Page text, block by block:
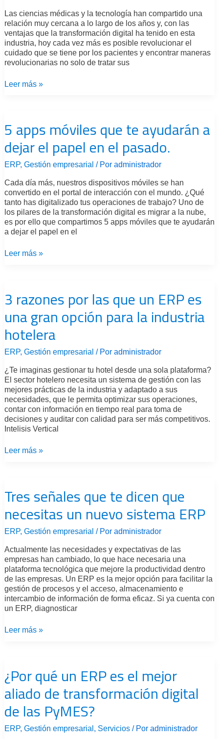
Las ciencias médicas y la tecnología han compartido una
relación muy cercana a lo largo de los años y, con las
ventajas que la transformación digital ha tenido en esta
industria, hoy cada vez más es posible revolucionar el
cuidado que se tiene por los pacientes y encontrar maneras
revolucionarias no solo de tratar sus
sector
salud.
Leer más »
5 apps móviles que te ayudarán a
dejar el papel en el pasado.
ERP, Gestión empresarial / Por administrador
Cada día más, nuestros dispositivos móviles se han
convertido en el portal de interacción con el mundo. ¿Qué
tanto has digitalizado tus operaciones de trabajo? Uno de
los pilares de la transformación digital es migrar a la nube,
es por ello que compartimos 5 apps móviles que te ayudarán
a dejar el papel en el
que
te
ayudarán
a
el
papel
en
el
pasado.
Leer más »
3 razones por las que un ERP es
una gran opción para la industria
hotelera
ERP, Gestión empresarial / Por administrador
¿Te imaginas gestionar tu hotel desde una sola plataforma?
El sector hotelero necesita un sistema de gestión con las
mejores prácticas de la industria y adaptado a sus
necesidades, que le permita optimizar sus operaciones,
contar con información en tiempo real para toma de
decisiones y auditar con calidad para ser más competitivos.
Intelisis Vertical
las
un
ERP
es
una
opción
para
la
industria
hotelera
Leer más »
Tres señales que te dicen que
necesitas un nuevo sistema ERP
ERP, Gestión empresarial / Por administrador
Actualmente las necesidades y expectativas de las
empresas han cambiado, lo que hace necesaria una
plataforma tecnológica que mejore la productividad dentro
de las empresas. Un ERP es la mejor opción para facilitar la
gestión de procesos y el acceso, almacenamiento e
intercambio de información de forma eficaz. Si ya cuenta con
un ERP, diagnosticar
que
necesitas
nuevo
sistema
ERP
Leer más »
¿Por qué un ERP es el mejor
aliado de transformación digital
de las PyMES?
ERP, Gestión empresarial , Servicios/ Por administrador
ERP
el
mejor
aliado
de